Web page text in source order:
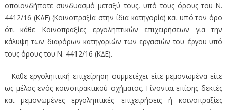
οποιονδήποτε συνδυασμό μεταξύ τους, υπό τους όρους του Ν.
4412/16 (ΚΔΕ) (Κοινοπραξία στην ίδια κατηγορία) και υπό τον όρο
ότι κάθε Κοινοπραξίες εργοληπτικών επιχειρήσεων για την
κάλυψη των διαφόρων κατηγοριών των εργασιών του έργου υπό
τους όρους του Ν. 4412/16 (ΚΔΕ).
– Κάθε εργοληπτική επιχείρηση συμμετέχει είτε μεμονωμένα είτε
ως μέλος ενός κοινοπρακτικού σχήματος. Γίνονται επίσης δεκτές
και μεμονωμένες εργοληπτικές επιχειρήσεις ή κοινοπραξίες